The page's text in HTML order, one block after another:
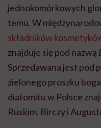
jednokomórkowych
temu. W
składników
znajduje się pod nazwą
Sprzedawana jest pod
zielonego proszku
diatomitu w Polsce
Ruskim, Birczy i